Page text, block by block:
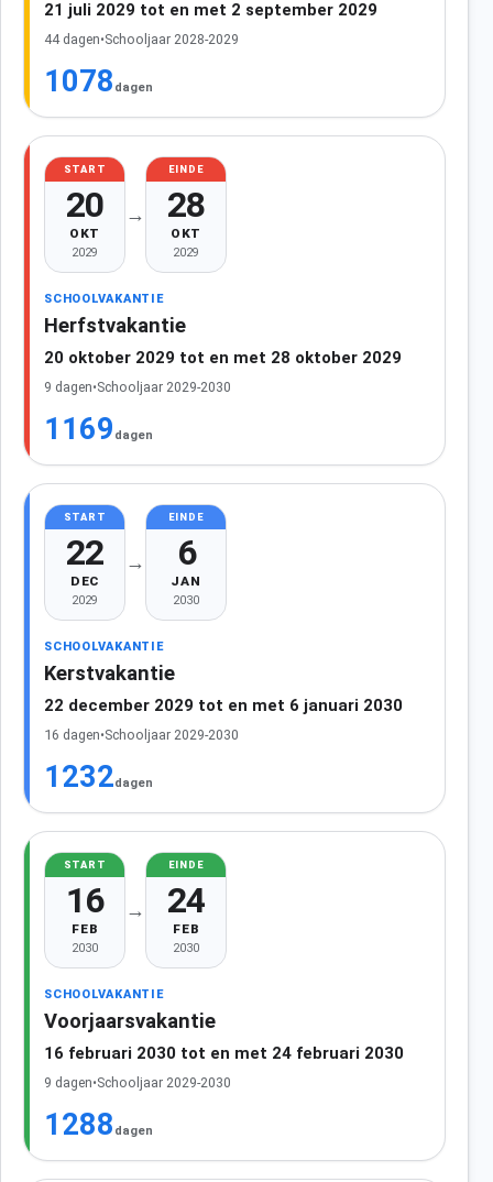
21 juli 2029 tot en met 2 september 2029
44 dagen•Schooljaar 2028-2029
1078 dagen
START
20
OKT
2029
→
EINDE
28
OKT
2029
SCHOOLVAKANTIE
Herfstvakantie
20 oktober 2029 tot en met 28 oktober 2029
9 dagen•Schooljaar 2029-2030
1169 dagen
START
22
DEC
2029
→
EINDE
6
JAN
2030
SCHOOLVAKANTIE
Kerstvakantie
22 december 2029 tot en met 6 januari 2030
16 dagen•Schooljaar 2029-2030
1232dagen
START
16
FEB
2030
→
EINDE
24
FEB
2030
SCHOOLVAKANTIE
Voorjaarsvakantie
16 februari 2030 tot en met 24 februari 2030
9 dagen•Schooljaar 2029-2030
1288 dagen